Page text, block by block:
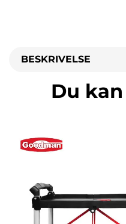
BESKRIVELSE
Du